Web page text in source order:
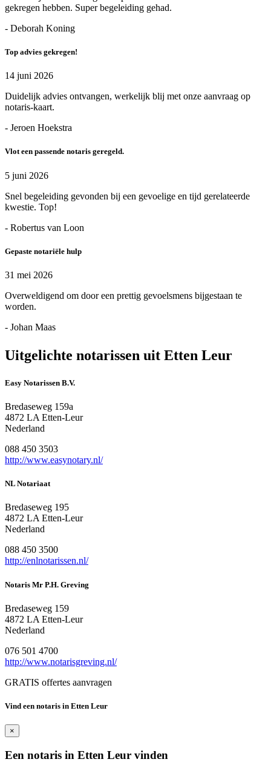
gekregen hebben. Super begeleiding gehad.
- Deborah Koning
Top advies gekregen!
14 juni 2026
Duidelijk advies ontvangen, werkelijk blij met onze aanvraag op
notaris-kaart.
- Jeroen Hoekstra
Vlot een passende notaris geregeld.
5 juni 2026
Snel begeleiding gevonden bij een gevoelige en tijd gerelateerde
kwestie. Top!
- Robertus van Loon
Gepaste notariële hulp
31 mei 2026
Overweldigend om door een prettig gevoelsmens bijgestaan te
worden.
- Johan Maas
Uitgelichte notarissen uit Etten Leur
Easy Notarissen B.V.
Bredaseweg 159a
4872 LA Etten-Leur
Nederland
088 450 3503
http://www.easynotary.nl/
NL Notariaat
Bredaseweg 195
4872 LA Etten-Leur
Nederland
088 450 3500
http://enlnotarissen.nl/
Notaris Mr P.H. Greving
Bredaseweg 159
4872 LA Etten-Leur
Nederland
076 501 4700
http://www.notarisgreving.nl/
GRATIS offertes aanvragen
Vind een notaris in Etten Leur
×
Een notaris in Etten Leur vinden